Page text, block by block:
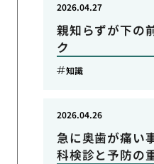
親知らずが下の
ク
2026.04.27
知識
急に奥歯が痛い
科検診と予防の
2026.04.26